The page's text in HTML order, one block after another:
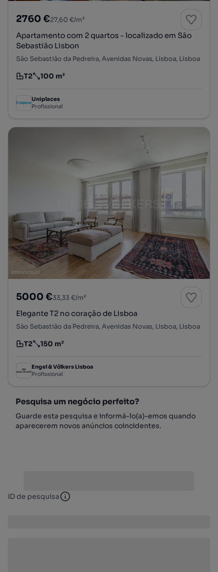
2760 €27,60 €/m²
Apartamento com 2 quartos - localizado em São
Sebastião Lisbon
São Sebastião da Pedreira, Avenidas Novas, Lisboa, Lisboa
Tipologia
T2
Preço por metro quadrado
100 m²
Uniplaces
Profissional
5000 €33,33 €/m²
Elegante T2 no coração de Lisboa
São Sebastião da Pedreira, Avenidas Novas, Lisboa, Lisboa
Tipologia
T2
Preço por metro quadrado
150 m²
Engel & Völkers Lisboa
Profissional
Pesquisa um negócio perfeito?
Guarde esta pesquisa e informá-lo(a)-emos quando
aparecerem novos anúncios coincidentes.
ID de pesquisa ID de pesquisa